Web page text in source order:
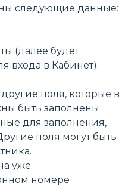
следующие данные:
(далее будет
входа в Кабинет);
поля, которые в
быть заполнены
для заполнения,
поля могут быть
уже
номере